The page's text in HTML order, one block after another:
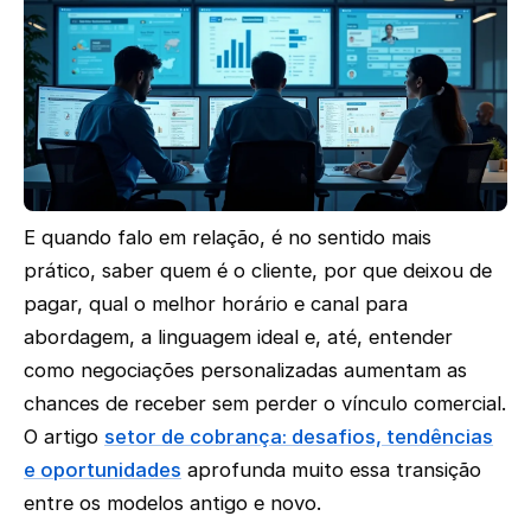
E quando falo em relação, é no sentido mais
prático, saber quem é o cliente, por que deixou de
pagar, qual o melhor horário e canal para
abordagem, a linguagem ideal e, até, entender
como negociações personalizadas aumentam as
chances de receber sem perder o vínculo comercial.
O artigo setor de cobrança: desafios, tendências
e oportunidades aprofunda muito essa transição
entre os modelos antigo e novo.